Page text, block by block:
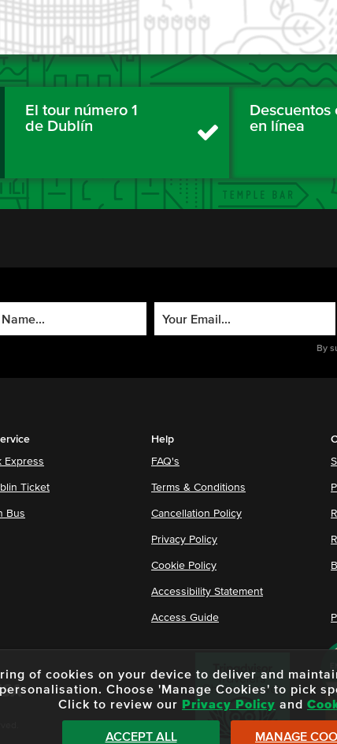
El tour número 1
de Dublín
Descuentos
en línea
By
Express
Ticket
Bus
Help
FAQ's
Terms & Conditions
Cancellation Policy
Privacy Policy
Cookie Policy
Accessibility Statement
Access Guide
of cookies on your device to deliver and
Choose 'Manage Cookies' to pick
Click to review our
Privacy Policy and
ACCEPT ALL MANAGE